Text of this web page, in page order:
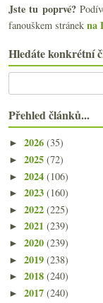
Jste tu poprvé?
fanouškem stránek na
Hledáte konkrétní
Přehled článků...
► 2026 (35)
► 2025 (72)
► 2024 (106)
► 2023 (160)
► 2022 (225)
► 2021 (239)
► 2020 (239)
► 2019 (238)
► 2018 (240)
► 2017 (240)